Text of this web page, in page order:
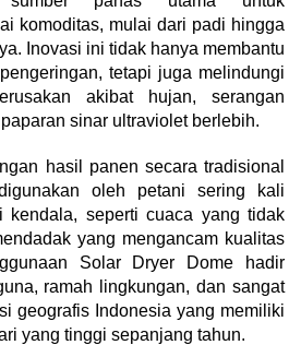
komoditas, mulai dari padi hingga
Inovasi ini tidak hanya membantu
tetapi juga melindungi
akibat hujan, serangan
sinar ultraviolet berlebih.
hasil panen secara tradisional
oleh petani sering kali
kendala, seperti cuaca yang tidak
yang mengancam kualitas
Solar Dryer Dome hadir
ramah lingkungan, dan sangat
geografis Indonesia yang memiliki
yang tinggi sepanjang tahun.